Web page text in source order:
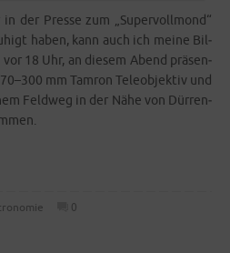
der Pres­se zum „Super­voll­mond“
haben, kann auch ich mei­ne Bil­
18 Uhr, an die­sem Abend prä­sen­
mm Tam­ron Tele­ob­jek­tiv und
Feld­weg in der Nähe von Dür­ren­
0